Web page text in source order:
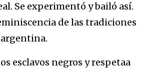
Se experimentó y bailó así.
de las tradiciones
esclavos negros y respetaa